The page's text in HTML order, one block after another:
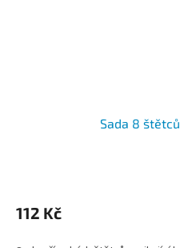
Sada 8
112 Kč